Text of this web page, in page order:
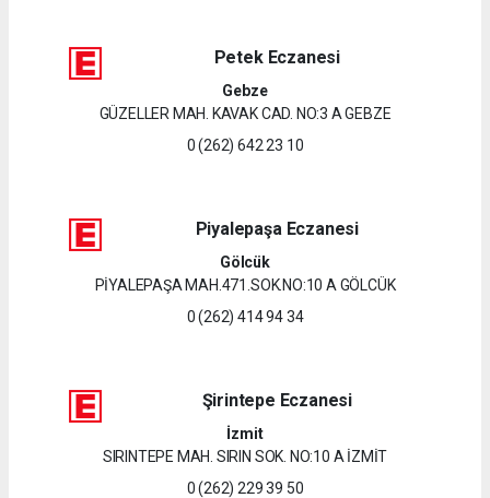
Petek Eczanesi
Gebze
GÜZELLER MAH. KAVAK CAD. NO:3 A GEBZE
0 (262) 642 23 10
Piyalepaşa Eczanesi
Gölcük
PİYALEPAŞA MAH.471.SOK.NO:10 A GÖLCÜK
0 (262) 414 94 34
Şirintepe Eczanesi
İzmit
SIRINTEPE MAH. SIRIN SOK. NO:10 A İZMİT
0 (262) 229 39 50